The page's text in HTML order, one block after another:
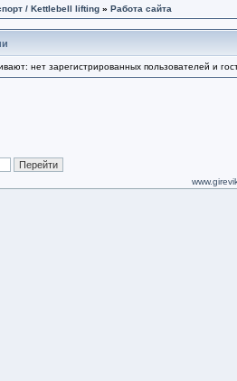
/ Kettlebell lifting » Работа сайта
нет зарегистрированных пользователей и